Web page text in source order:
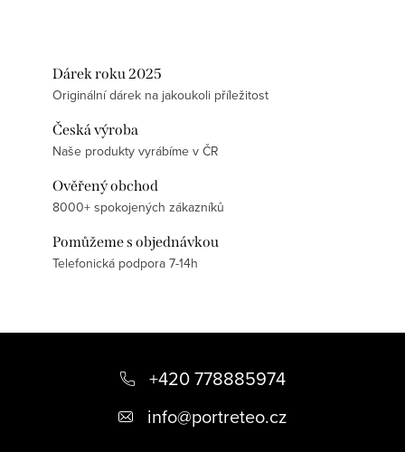
Dárek roku 2025
Originální dárek na jakoukoli příležitost
Česká výroba
Naše produkty vyrábíme v ČR
Ověřený obchod
8000+ spokojených zákazníků
Pomůžeme s objednávkou
Telefonická podpora 7-14h
+420 778885974
info@portreteo.cz